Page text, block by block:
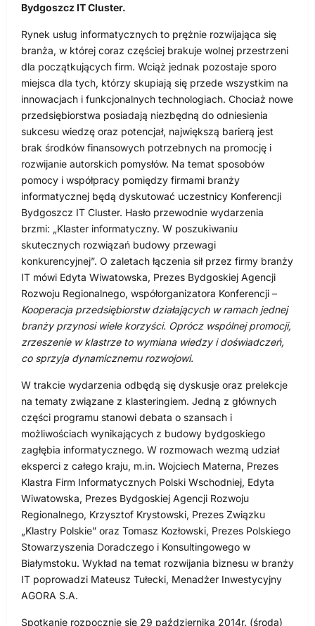
Bydgoszcz IT Cluster.
Rynek usług informatycznych to prężnie rozwijająca się
branża, w której coraz częściej brakuje wolnej przestrzeni
dla początkujących firm. Wciąż jednak pozostaje sporo
miejsca dla tych, którzy skupiają się przede wszystkim na
innowacjach i funkcjonalnych technologiach. Chociaż nowe
przedsiębiorstwa posiadają niezbędną do odniesienia
sukcesu wiedzę oraz potencjał, największą barierą jest
brak środków finansowych potrzebnych na promocję i
rozwijanie autorskich pomysłów. Na temat sposobów
pomocy i współpracy pomiędzy firmami branży
informatycznej będą dyskutować uczestnicy Konferencji
Bydgoszcz IT Cluster. Hasło przewodnie wydarzenia
brzmi: „Klaster informatyczny. W poszukiwaniu
skutecznych rozwiązań budowy przewagi
konkurencyjnej”. O zaletach łączenia sił przez firmy branży
IT mówi Edyta Wiwatowska, Prezes Bydgoskiej Agencji
Rozwoju Regionalnego, współorganizatora Konferencji –
Kooperacja przedsiębiorstw działających w ramach jednej
branży przynosi wiele korzyści. Oprócz wspólnej promocji,
zrzeszenie w klastrze to wymiana wiedzy i doświadczeń,
co sprzyja dynamicznemu rozwojowi.
W trakcie wydarzenia odbędą się dyskusje oraz prelekcje
na tematy związane z klasteringiem. Jedną z głównych
części programu stanowi debata o szansach i
możliwościach wynikających z budowy bydgoskiego
zagłębia informatycznego. W rozmowach wezmą udział
eksperci z całego kraju, m.in. Wojciech Materna, Prezes
Klastra Firm Informatycznych Polski Wschodniej, Edyta
Wiwatowska, Prezes Bydgoskiej Agencji Rozwoju
Regionalnego, Krzysztof Krystowski, Prezes Związku
„Klastry Polskie” oraz Tomasz Kozłowski, Prezes Polskiego
Stowarzyszenia Doradczego i Konsultingowego w
Białymstoku. Wykład na temat rozwijania biznesu w branży
IT poprowadzi Mateusz Tułecki, Menadżer Inwestycyjny
AGORA S.A.
Spotkanie rozpocznie się 29 października 2014r. (środa)